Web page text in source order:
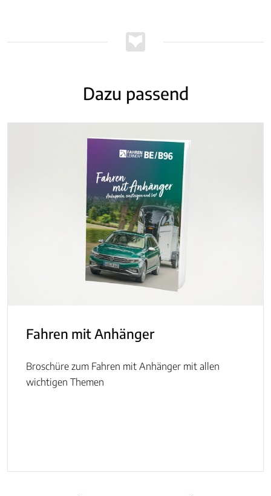
Dazu passend
Fahren mit Anhänger
Broschüre zum Fahren mit Anhänger mit allen
wichtigen Themen